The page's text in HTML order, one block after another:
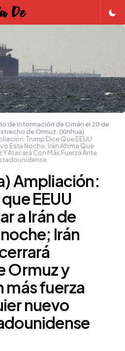
de Información de Omán el 20 de
de Ormuz. (Xinhua)
Ampliación:
EEUU
a Irán de
Irán
Ormuz y
más fuerza
nuevo
Trump Dice Que EEUU
Esta Noche; Irán Afirma Que
Atacará Con Más Fuerza Ante